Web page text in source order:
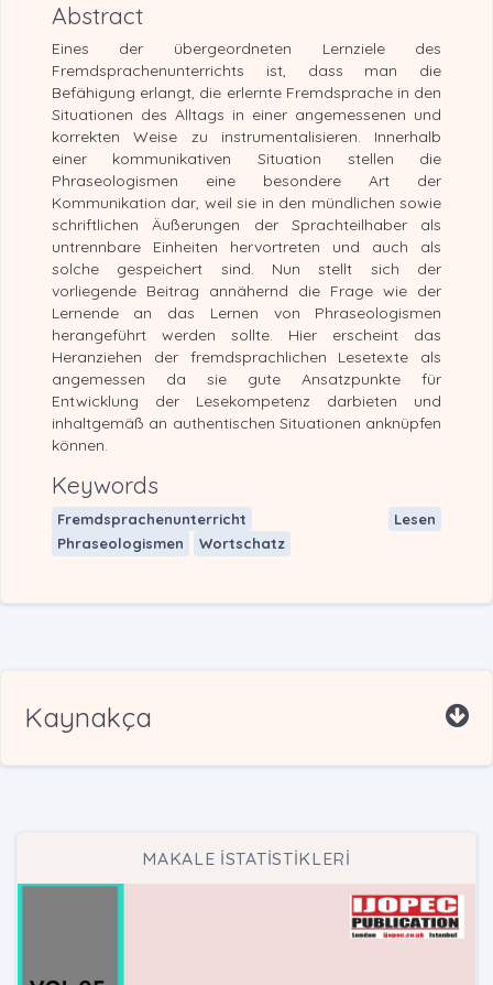
Abstract
Eines der übergeordneten Lernziele des
Fremdsprachenunterrichts ist, dass man die
Befähigung erlangt, die erlernte Fremdsprache in den
Situationen des Alltags in einer angemessenen und
korrekten Weise zu instrumentalisieren. Innerhalb
einer kommunikativen Situation stellen die
Phraseologismen eine besondere Art der
Kommunikation dar, weil sie in den mündlichen sowie
schriftlichen Äußerungen der Sprachteilhaber als
untrennbare Einheiten hervortreten und auch als
solche gespeichert sind. Nun stellt sich der
vorliegende Beitrag annähernd die Frage wie der
Lernende an das Lernen von Phraseologismen
herangeführt werden sollte. Hier erscheint das
Heranziehen der fremdsprachlichen Lesetexte als
angemessen da sie gute Ansatzpunkte für
Entwicklung der Lesekompetenz darbieten und
inhaltgemäß an authentischen Situationen anknüpfen
können.
Keywords
Fremdsprachenunterricht
Lesen
Phraseologismen
Wortschatz
Kaynakça
MAKALE İSTATİSTİKLERİ